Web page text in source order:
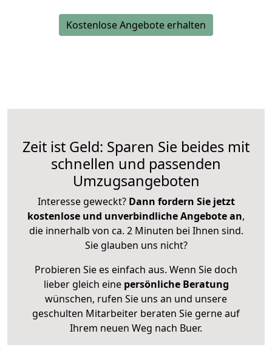
Kostenlose Angebote erhalten
Zeit ist Geld: Sparen Sie beides mit
schnellen und passenden
Umzugsangeboten
Interesse geweckt? Dann fordern Sie jetzt
kostenlose und unverbindliche Angebote an,
die innerhalb von ca. 2 Minuten bei Ihnen sind.
Sie glauben uns nicht?
Probieren Sie es einfach aus. Wenn Sie doch
lieber gleich eine persönliche Beratung
wünschen, rufen Sie uns an und unsere
geschulten Mitarbeiter beraten Sie gerne auf
Ihrem neuen Weg nach Buer.